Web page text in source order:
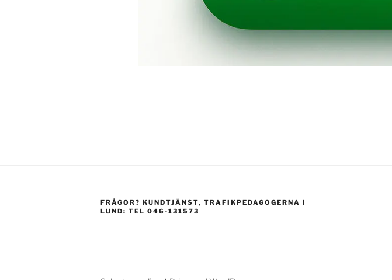
FRÅGOR? KUNDTJÄNST, TRAFIKPEDAGOGERNA I
LUND: TEL 046-131573